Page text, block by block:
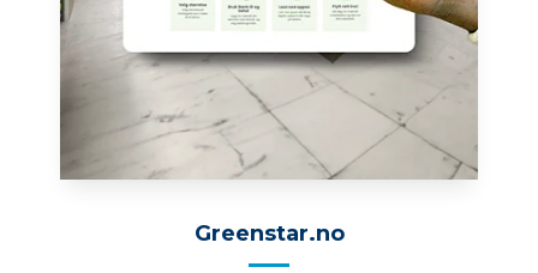
Greenstar.no